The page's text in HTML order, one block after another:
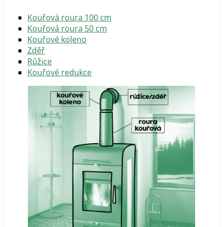
Kouřová roura 100 cm
Kouřová roura 50 cm
Kouřové koleno
Zděř
Růžice
Kouřové redukce